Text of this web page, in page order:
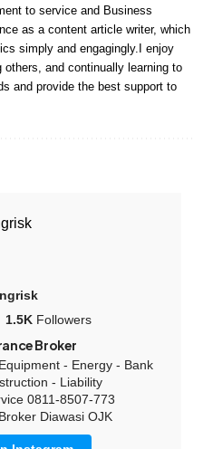
to service and Business
as a content article writer, which
simply and engagingly.I enjoy
and continually learning to
and provide the best support to
1.5KFollowers
Broker
- Energy - Bank
- Liability
0811-8507-773
Diawasi OJK